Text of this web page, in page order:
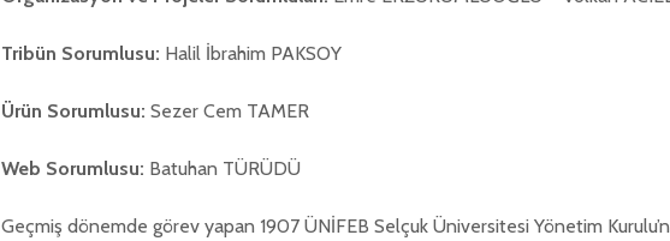
Tribün Sorumlusu: Halil İbrahim PAKSOY
Ürün Sorumlusu: Sezer Cem TAMER
Web Sorumlusu: Batuhan TÜRÜDÜ
Geçmiş dönemde görev yapan 1907 ÜNİFEB Selçuk Üniversitesi Yönetim